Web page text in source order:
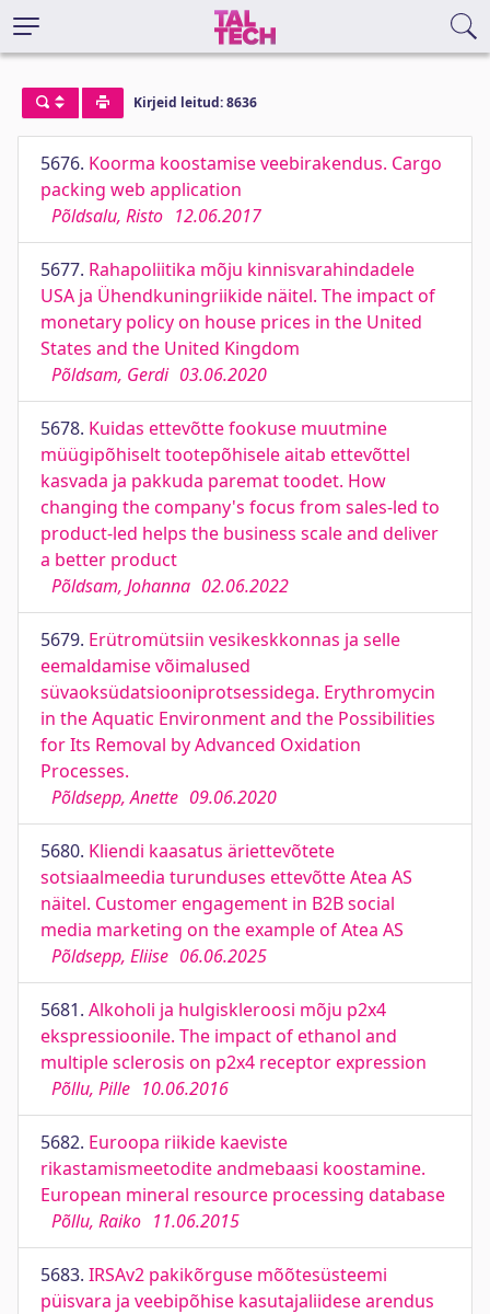
Kirjeid leitud: 8636
5676. Koorma koostamise veebirakendus. Cargo
packing web application
Põldsalu, Risto 12.06.2017
5677. Rahapoliitika mõju kinnisvarahindadele
USA ja Ühendkuningriikide näitel. The impact of
monetary policy on house prices in the United
States and the United Kingdom
Põldsam, Gerdi 03.06.2020
5678. Kuidas ettevõtte fookuse muutmine
müügipõhiselt tootepõhisele aitab ettevõttel
kasvada ja pakkuda paremat toodet. How
changing the company's focus from sales-led to
product-led helps the business scale and deliver
a better product
Põldsam, Johanna 02.06.2022
5679. Erütromütsiin vesikeskkonnas ja selle
eemaldamise võimalused
süvaoksüdatsiooniprotsessidega. Erythromycin
in the Aquatic Environment and the Possibilities
for Its Removal by Advanced Oxidation
Processes.
Põldsepp, Anette 09.06.2020
5680. Kliendi kaasatus äriettevõtete
sotsiaalmeedia turunduses ettevõtte Atea AS
näitel. Customer engagement in B2B social
media marketing on the example of Atea AS
Põldsepp, Eliise 06.06.2025
5681. Alkoholi ja hulgiskleroosi mõju p2x4
ekspressioonile. The impact of ethanol and
multiple sclerosis on p2x4 receptor expression
Põllu, Pille 10.06.2016
5682. Euroopa riikide kaeviste
rikastamismeetodite andmebaasi koostamine.
European mineral resource processing database
Põllu, Raiko 11.06.2015
5683. IRSAv2 pakikõrguse mõõtesüsteemi
püisvara ja veebipõhise kasutajaliidese arendus